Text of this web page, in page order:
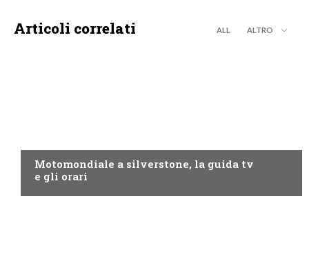
Articoli correlati ALL ALTRO
Motomondiale a silverstone, la guida tv
e gli orari